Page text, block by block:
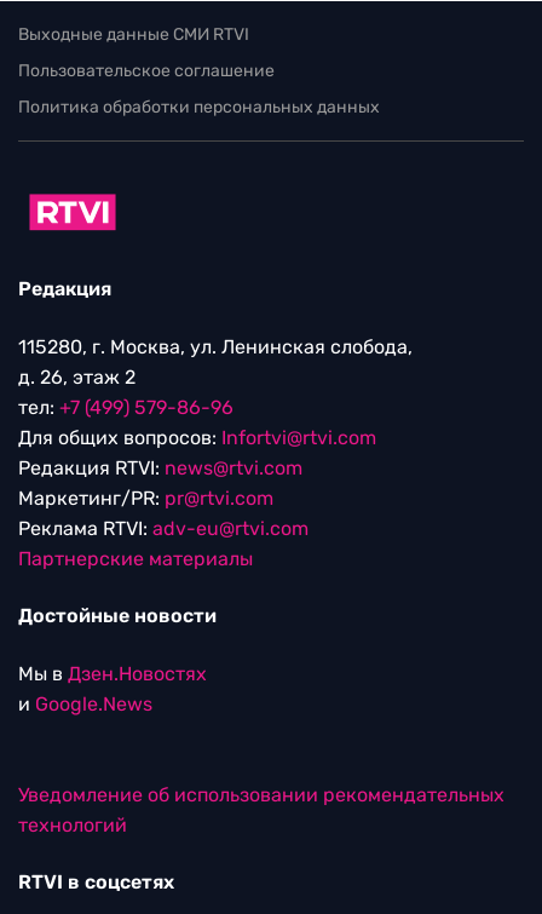
Выходные данные СМИ RTVI
Пользовательское соглашение
Политика обработки персональных данных
Редакция
115280, г. Москва, ул. Ленинская слобода,
д. 26, этаж 2
тел: +7 (499) 579-86-96
Для общих вопросов: Infortvi@rtvi.com
Редакция RTVI: news@rtvi.com
Маркетинг/PR: pr@rtvi.com
Реклама RTVI: adv-eu@rtvi.com
Партнерские материалы
Достойные новости
Мы в Дзен.Новостях
и Google.News
Уведомление об использовании рекомендательных
технологий
RTVI в соцсетях